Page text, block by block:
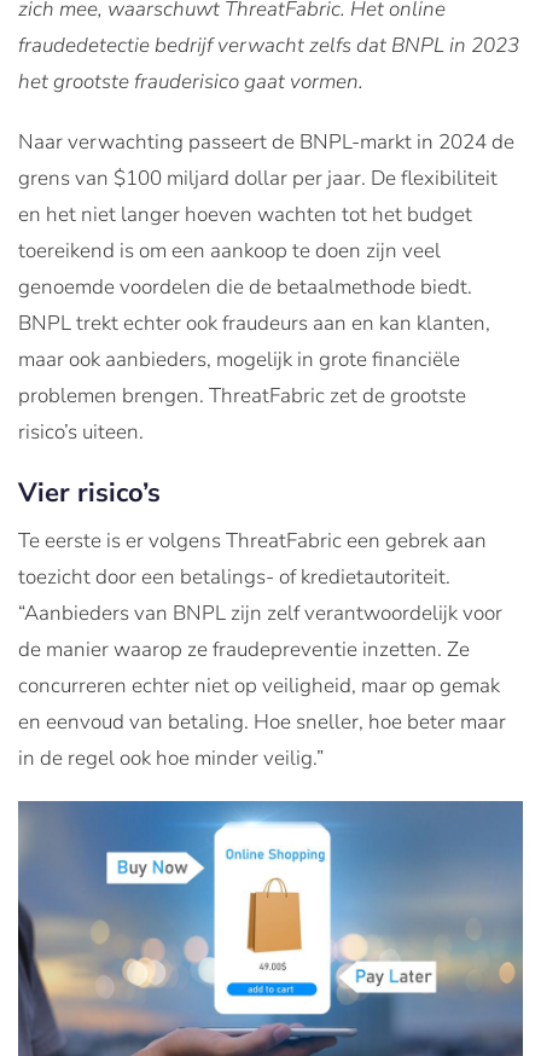
zich mee, waarschuwt ThreatFabric. Het online
fraudedetectie bedrijf verwacht zelfs dat BNPL in 2023
het grootste frauderisico gaat vormen.
Naar verwachting passeert de BNPL-markt in 2024 de
grens van $100 miljard dollar per jaar. De flexibiliteit
en het niet langer hoeven wachten tot het budget
toereikend is om een aankoop te doen zijn veel
genoemde voordelen die de betaalmethode biedt.
BNPL trekt echter ook fraudeurs aan en kan klanten,
maar ook aanbieders, mogelijk in grote financiële
problemen brengen. ThreatFabric zet de grootste
risico’s uiteen.
Vier risico’s
Te eerste is er volgens ThreatFabric een gebrek aan
toezicht door een betalings- of kredietautoriteit.
“Aanbieders van BNPL zijn zelf verantwoordelijk voor
de manier waarop ze fraudepreventie inzetten. Ze
concurreren echter niet op veiligheid, maar op gemak
en eenvoud van betaling. Hoe sneller, hoe beter maar
in de regel ook hoe minder veilig.”